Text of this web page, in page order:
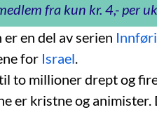
fra kun kr. 4,- per
en del av serien
for Israel.
to millioner drept og
er kristne og